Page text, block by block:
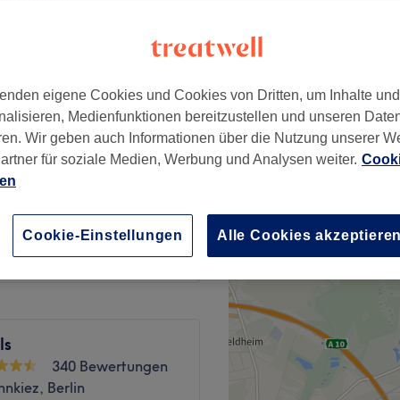
ab15 €
ab 40 €
340 Bewertungen
Berlin
eigene Cookies und Cookies von Dritten, um Inhalte
Medienfunktionen bereitzustellen und unseren
Wir geben auch Informationen über die Nutzung unserer
für soziale Medien, Werbung und Analysen weiter.
Cookie-Einstellungen Alle Cookies akzeptieren